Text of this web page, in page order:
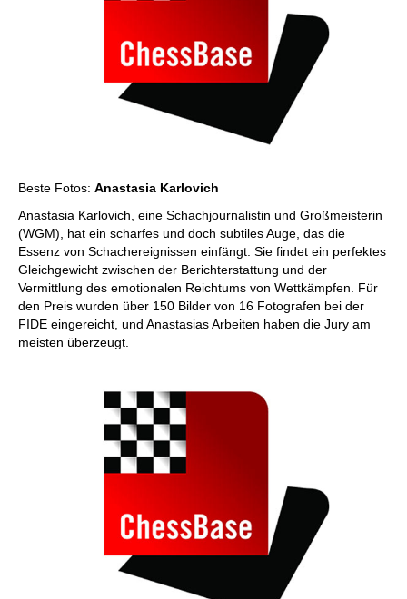
Beste Fotos: Anastasia Karlovich
Anastasia Karlovich, eine Schachjournalistin und Großmeisterin
(WGM), hat ein scharfes und doch subtiles Auge, das die
Essenz von Schachereignissen einfängt. Sie findet ein perfektes
Gleichgewicht zwischen der Berichterstattung und der
Vermittlung des emotionalen Reichtums von Wettkämpfen. Für
den Preis wurden über 150 Bilder von 16 Fotografen bei der
FIDE eingereicht, und Anastasias Arbeiten haben die Jury am
meisten überzeugt.